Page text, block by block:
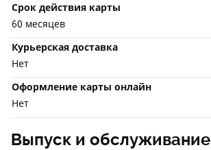
Срок действия карты
60 месяцев
Курьерская доставка
Нет
Оформление карты онлайн
Нет
Выпуск и обслуживание